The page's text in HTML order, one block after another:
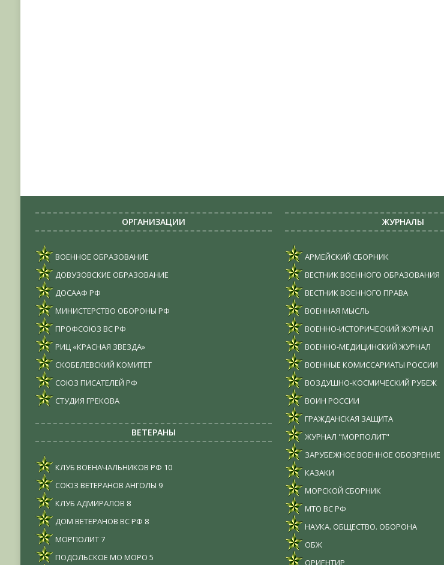
ОРГАНИЗАЦИИ
ВОЕННОЕ ОБРАЗОВАНИЕ
ДОВУЗОВСКИЕ ОБРАЗОВАНИЕ
ДОСААФ РФ
МИНИСТЕРСТВО ОБОРОНЫ РФ
ПРОФСОЮЗ ВС РФ
РИЦ «КРАСНАЯ ЗВЕЗДА»
СКОБЕЛЕВСКИЙ КОМИТЕТ
СОЮЗ ПИСАТЕЛЕЙ РФ
СТУДИЯ ГРЕКОВА
ВЕТЕРАНЫ
КЛУБ ВОЕНАЧАЛЬНИКОВ РФ 10
СОЮЗ ВЕТЕРАНОВ АНГОЛЫ 9
КЛУБ АДМИРАЛОВ 8
ДОМ ВЕТЕРАНОВ ВС РФ 8
МОРПОЛИТ7
ПОДОЛЬСКОЕ МО МОРО 5
ЖУРНАЛЫ
АРМЕЙСКИЙ СБОРНИК
ВЕСТНИК ВОЕННОГО ОБРАЗОВАНИЯ
ВЕСТНИК ВОЕННОГО ПРАВА
ВОЕННАЯ МЫСЛЬ
ВОЕННО-ИСТОРИЧЕСКИЙ ЖУРНАЛ
ВОЕННО-МЕДИЦИНСКИЙ ЖУРНАЛ
ВОЕННЫЕ КОМИССАРИАТЫ РОССИИ
ВОЗДУШНО-КОСМИЧЕСКИЙ РУБЕЖ
ВОИН РОССИИ
ГРАЖДАНСКАЯ ЗАЩИТА
ЖУРНАЛ "МОРПОЛИТ"
ЗАРУБЕЖНОЕ ВОЕННОЕ ОБОЗРЕНИЕ
КАЗАКИ
МОРСКОЙ СБОРНИК
МТО ВС РФ
НАУКА. ОБЩЕСТВО. ОБОРОНА
ОБЖ
ОРИЕНТИР